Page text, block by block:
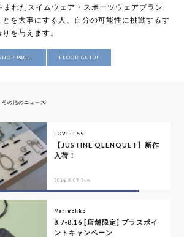
まれたスイムウェア・スポーツウェアブラン
とを大事にする人、自分の可能性に挑戦するす
を与えます。
PAGE FLOOR GUIDE
その他のニュース
LOVELESS
【JUSTINE QLENQUET】新作
入荷！
2026.8.09 Sun
Marimekko
8.7-8.16 [店舗限定] プラスポイ
ントキャンペーン